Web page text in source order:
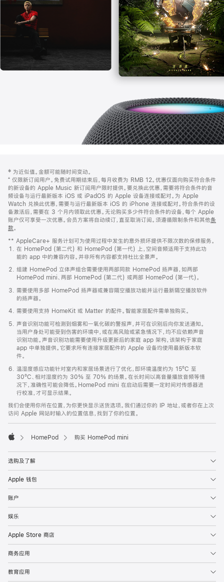
页
页
脚
注
‡ 为近似值。金额可能随时间变动。
⁺ 仅限新订阅用户。免费试用期结束后，每月收费为 RMB 12。优惠仅面向购买符合条件
的新设备的 Apple Music 新订阅用户限时提供。要兑换此优惠，需要将符合条件的音
频设备与运行最新版本 iOS 或 iPadOS 的 Apple 设备连接或配对。为 Apple
Watch 兑换此优惠，需要与运行最新版本 iOS 的 iPhone 连接或配对。符合条件的设
备激活后，需要在 3 个月内领取此优惠。无论购买多少件符合条件的设备，每个 Apple
账户仅可享受一次优惠。会员方案将自动续订，直至取消订阅。须遵循限制条件和其他条
款。
窗
口
中
打
开)
** AppleCare+ 服务计划可为使用过程中发生的意外损坏提供不限次数的保修服务。
在 HomePod (第二代) 和 HomePod (第一代) 上，空间音频适用于支持此功
能的 app 中的兼容内容。并非所有内容都支持杜比全景声。
组建 HomePod 立体声组合需要使用两部同款 HomePod 扬声器，如两部
HomePod mini、两部 HomePod (第二代) 或两部 HomePod (第一代)。
需要使用多部 HomePod 扬声器或兼容隔空播放功能并运行最新隔空播放软件
的扬声器。
需要使用支持 HomeKit 或 Matter 的配件。智能家居配件需单独购买。
声音识别功能可检测到烟雾和一氧化碳的警报声，并可在识别后向你发送通知。
当用户身处可能受到伤害的环境中，或在高风险或紧急情况下，均不应依赖声音
识别功能。声音识别功能需要使用升级更新后的家庭 app 架构，该架构于家庭
app 中单独提供。它要求所有连接家居配件的 Apple 设备均使用最新版本软
件。
温湿度感应功能针对室内和家居场景进行了优化，即环境温度约为 15ºC 至
30ºC、相对湿度约为 30% 至 70% 的场景。在长时间以高音量播放音频等情
况下，准确性可能会降低。HomePod mini 在启动后需要一定时间对传感器进
行校准，才可显示结果。
我们会使用你所在位置，为你更快显示送货选项。我们通过你的 IP 地址，或者你在上次
访问 Apple 网站时输入的位置信息，找到了你的位置。
HomePod 购买 HomePod mini
选购及了解
Apple 钱包
账户
娱乐
Apple Store 商店
商务应用
教育应用